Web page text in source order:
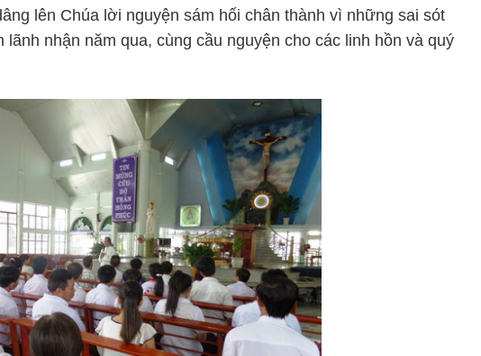
lên Chúa lời nguyện sám hối chân thành vì những sai sót
nhận năm qua, cùng cầu nguyện cho các linh hồn và quý